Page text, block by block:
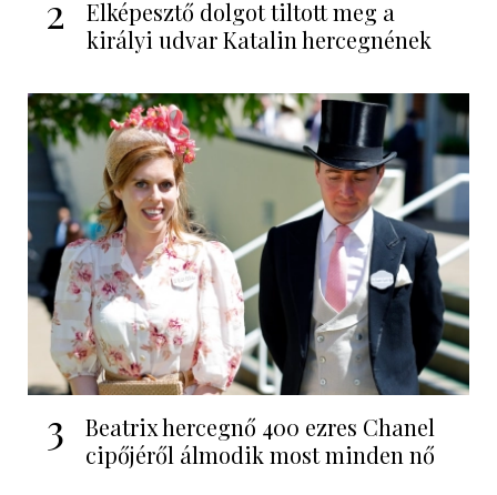
2
Elképesztő dolgot tiltott meg a
királyi udvar Katalin hercegnének
3
Beatrix hercegnő 400 ezres Chanel
cipőjéről álmodik most minden nő